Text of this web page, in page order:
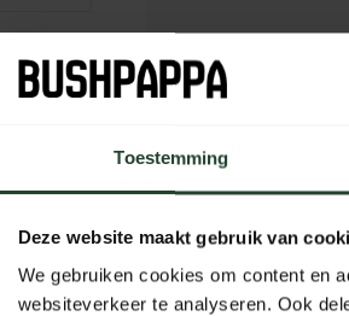
Toestemming
Deze website maakt gebruik van
We gebruiken cookies om content en
websiteverkeer te analyseren. Ook